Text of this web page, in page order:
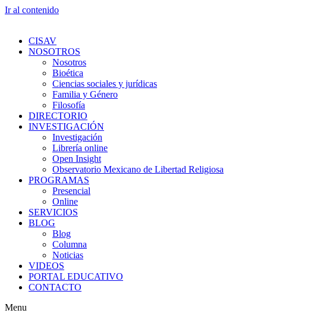
Ir al contenido
CISAV
NOSOTROS
Nosotros
Bioética
Ciencias sociales y jurídicas
Familia y Género
Filosofía
DIRECTORIO
INVESTIGACIÓN
Investigación
Librería online
Open Insight
Observatorio Mexicano de Libertad Religiosa
PROGRAMAS
Presencial
Online
SERVICIOS
BLOG
Blog
Columna
Noticias
VIDEOS
PORTAL EDUCATIVO
CONTACTO
Menu